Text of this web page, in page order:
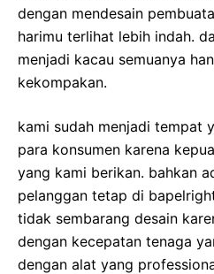
dengan mendesain
harimu terlihat lebih indah.
menjadi kacau semuanya
kekompakan.
kami sudah menjadi tempat
para konsumen karena
yang kami berikan. bahkan
pelanggan tetap di
tidak sembarang desain
dengan kecepatan tenaga
dengan alat yang